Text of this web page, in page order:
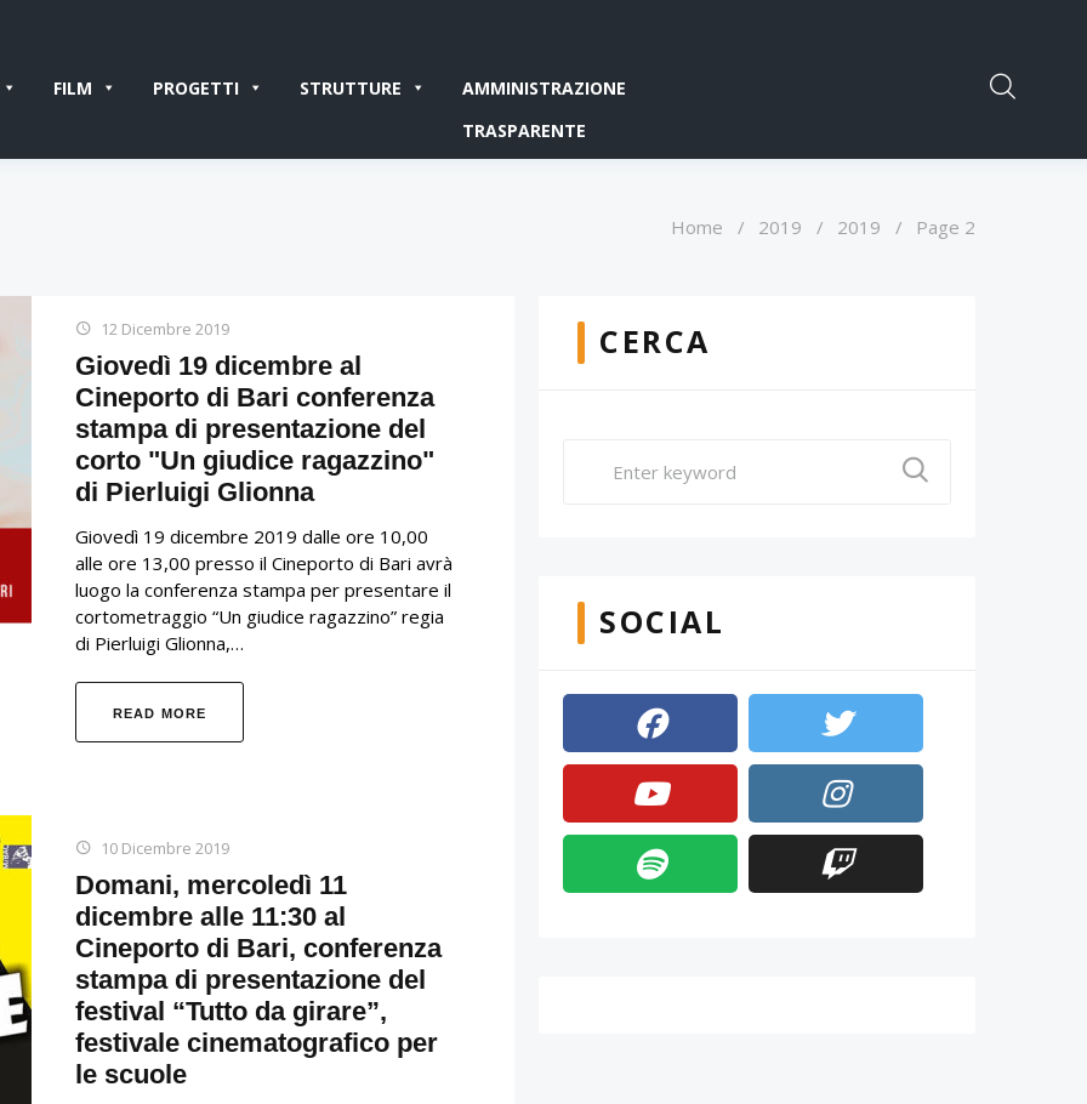
FILM PROGETTI STRUTTURE
AMMINISTRAZIONE
TRASPARENTE
Home / 2019 / 2019 / Page 2
12 Dicembre 2019
Giovedì 19 dicembre al
Cineporto di Bari conferenza
stampa di presentazione del
corto "Un giudice ragazzino"
di Pierluigi Glionna
Giovedì 19 dicembre 2019 dalle ore 10,00
alle ore 13,00 presso il Cineporto di Bari avrà
luogo la conferenza stampa per presentare il
cortometraggio “Un giudice ragazzino” regia
di Pierluigi Glionna,…
READ MORE
10 Dicembre 2019
Domani, mercoledì 11
dicembre alle 11:30 al
Cineporto di Bari, conferenza
stampa di presentazione del
festival “Tutto da girare”,
festivale cinematografico per
le scuole
CERCA
SOCIAL